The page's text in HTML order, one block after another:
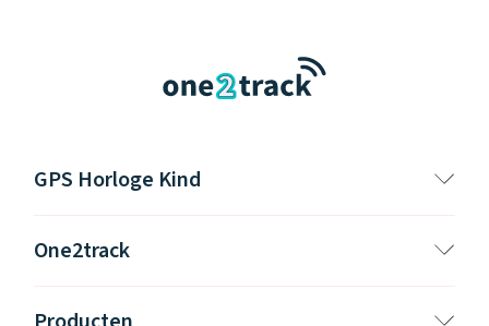
GPS Horloge Kind
One2track